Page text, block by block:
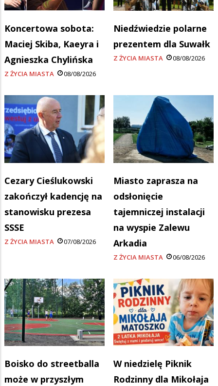
Koncertowa sobota:
Maciej Skiba, Kaeyra i
Agnieszka Chylińska
Z ŻYCIA MIASTA 08/08/2026
Niedźwiedzie polarne
prezentem dla Suwałk
Z ŻYCIA MIASTA 08/08/2026
Cezary Cieślukowski
zakończył kadencję na
stanowisku prezesa
SSSE
Z ŻYCIA MIASTA 07/08/2026
Miasto zaprasza na
odsłonięcie
tajemniczej instalacji
na wyspie Zalewu
Arkadia
Z ŻYCIA MIASTA 06/08/2026
Boisko do streetballa
może w przyszłym
W niedzielę Piknik
Rodzinny dla Mikołaja